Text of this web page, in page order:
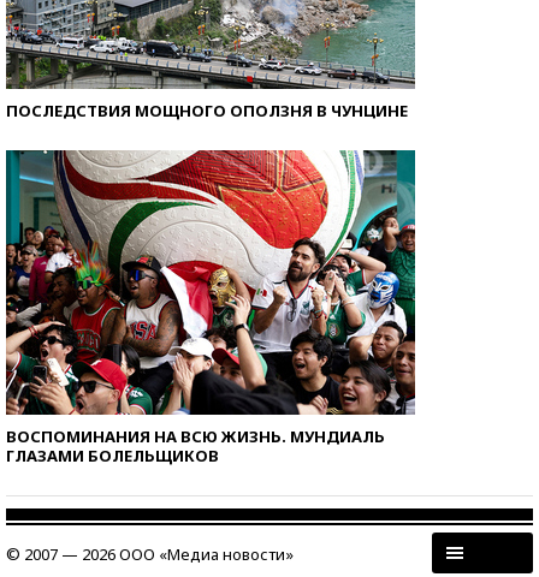
ПОСЛЕДСТВИЯ МОЩНОГО ОПОЛЗНЯ В ЧУНЦИНЕ
ВОСПОМИНАНИЯ НА ВСЮ ЖИЗНЬ. МУНДИАЛЬ
ГЛАЗАМИ БОЛЕЛЬЩИКОВ
© 2007 — 2026 ООО «Медиа новости»